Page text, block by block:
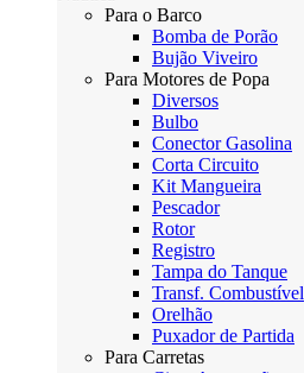
Para o Barco
Bomba de Porão
Bujão Viveiro
Para Motores de Popa
Diversos
Bulbo
Conector Gasolina
Corta Circuito
Kit Mangueira
Pescador
Rotor
Registro
Tampa do Tanque
Transf. Combustível
Orelhão
Puxador de Partida
Para Carretas